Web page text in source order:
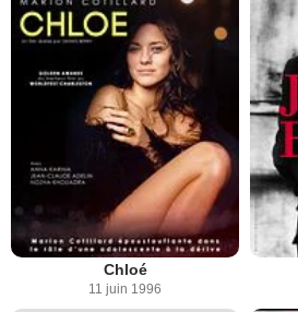
Chloé
11 juin 1996